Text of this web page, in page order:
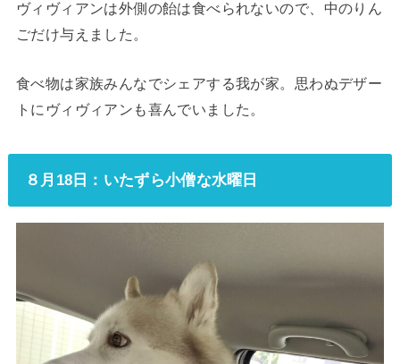
ヴィヴィアンは外側の飴は食べられないので、中のりん
ごだけ与えました。
食べ物は家族みんなでシェアする我が家。思わぬデザー
トにヴィヴィアンも喜んでいました。
８月18日：いたずら小僧な水曜日